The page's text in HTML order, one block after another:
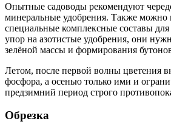
Опытные садоводы рекомендуют
минеральные удобрения. Также можно
специальные комплексные составы
упор на азотистые удобрения, они
зелёной массы и формирования
Летом, после первой волны цветения
фосфора, а осенью только ими и
предзимний период строго
Обрезка